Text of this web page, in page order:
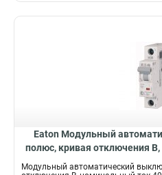
Eaton Модульный
полюс, кривая отключения
Модульный автоматический